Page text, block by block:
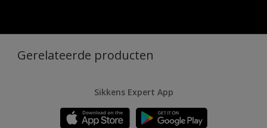
Gerelateerde producten
Sikkens Expert App